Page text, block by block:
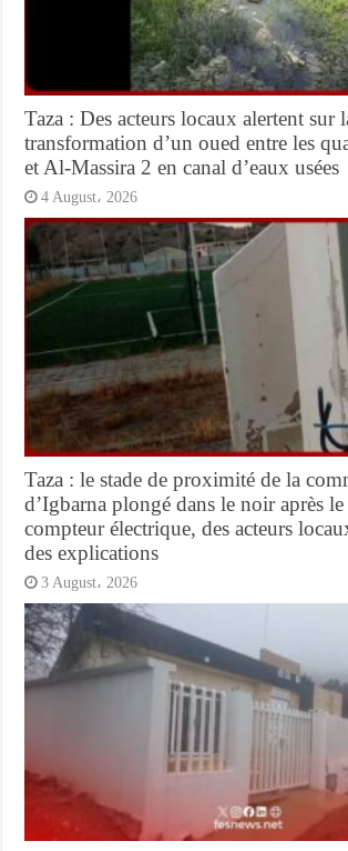
Taza : Des acteurs locaux alertent sur
transformation d’un oued entre les
et Al-Massira 2 en canal d’eaux usées
4 August، 2026
Taza : le stade de proximité de la
d’Igbarna plongé dans le noir après
compteur électrique, des acteurs
des explications
3 August، 2026